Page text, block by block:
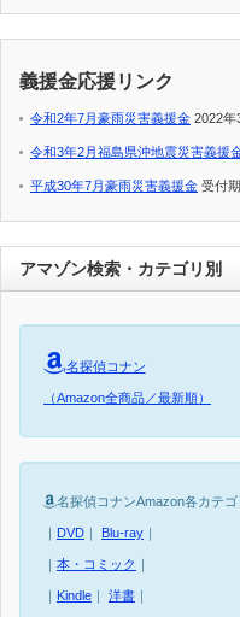
義援金応援リンク
令和2年7月豪雨災害義援金 2022年
令和3年2月福島県沖地震災害義援
平成30年7月豪雨災害義援金 受付
アマゾン検索・カテゴリ別
名探偵コナン
（Amazon全商品／最新順）
名探偵コナンAmazon各カテゴ
｜ DVD ｜ Blu-ray ｜
｜ 本・コミック ｜
｜ Kindle ｜ 洋書 ｜